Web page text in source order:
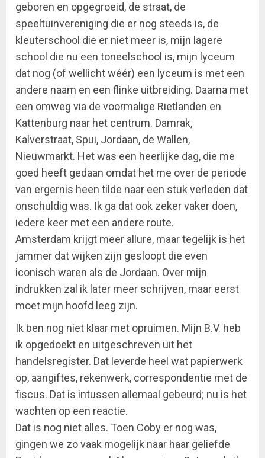
geboren en opgegroeid, de straat, de
speeltuinvereniging die er nog steeds is, de
kleuterschool die er niet meer is, mijn lagere
school die nu een toneelschool is, mijn lyceum
dat nog (of wellicht wéér) een lyceum is met een
andere naam en een flinke uitbreiding. Daarna met
een omweg via de voormalige Rietlanden en
Kattenburg naar het centrum. Damrak,
Kalverstraat, Spui, Jordaan, de Wallen,
Nieuwmarkt. Het was een heerlijke dag, die me
goed heeft gedaan omdat het me over de periode
van ergernis heen tilde naar een stuk verleden dat
onschuldig was. Ik ga dat ook zeker vaker doen,
iedere keer met een andere route.
Amsterdam krijgt meer allure, maar tegelijk is het
jammer dat wijken zijn gesloopt die even
iconisch waren als de Jordaan. Over mijn
indrukken zal ik later meer schrijven, maar eerst
moet mijn hoofd leeg zijn.
Ik ben nog niet klaar met opruimen. Mijn B.V. heb
ik opgedoekt en uitgeschreven uit het
handelsregister. Dat leverde heel wat papierwerk
op, aangiftes, rekenwerk, correspondentie met de
fiscus. Dat is intussen allemaal gebeurd; nu is het
wachten op een reactie.
Dat is nog niet alles. Toen Coby er nog was,
gingen we zo vaak mogelijk naar haar geliefde